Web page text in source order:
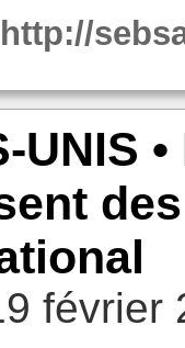
http://
UNIS
février